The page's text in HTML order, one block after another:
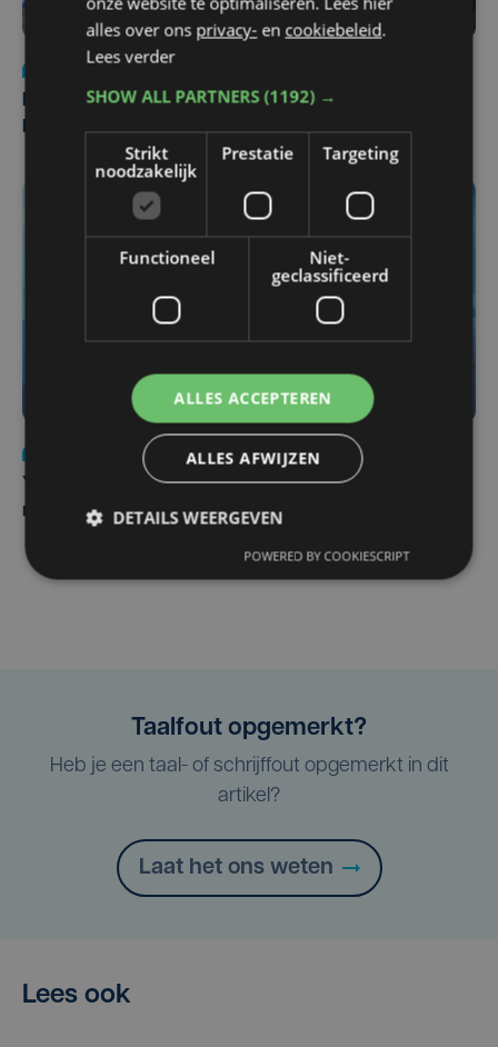
Man en vrouw dood aangetroffen in woning in Sint-
Pieters Brugge
do 6 augustus | 21:30
Yaro (19), slachtoffer van vechtpartij, is na
maandenlange coma overleden
Taalfout opgemerkt?
Heb je een taal- of schrijffout opgemerkt in dit
artikel?
Laat het ons weten
Lees ook
alles over ons privacy- en cookiebeleid.
Lees verder
SHOW ALL PARTNERS(1192) →
Strikt
noodzakelijk
Prestatie Targeting
Functioneel
Niet-
geclassificeerd
ALLES ACCEPTEREN
ALLES AFWIJZEN
DETAILS WEERGEVEN
POWERED BY COOKIESCRIPT